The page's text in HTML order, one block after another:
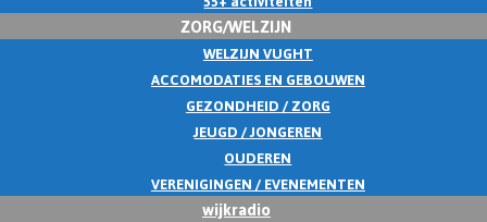
ZORG/WELZIJN
WELZIJN VUGHT
ACCOMODATIES EN GEBOUWEN
GEZONDHEID / ZORG
JEUGD / JONGEREN
OUDEREN
VERENIGINGEN / EVENEMENTEN
wijkradio